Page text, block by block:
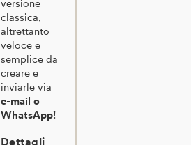
versione
classica,
altrettanto
veloce e
semplice da
creare e
inviarle via
e-mail o
WhatsApp!
Dettagli